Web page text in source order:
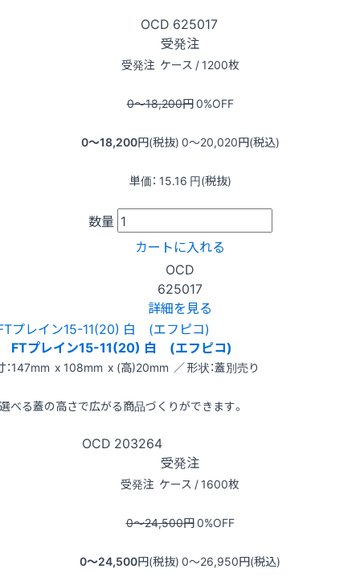
OCD 625017
受発注
受発注 ケース / 1200枚
0〜18,200円0%OFF
0〜18,200円(税抜) 0〜20,020円(税込)
単価： 15.16 円(税抜)
数量
カートに入れる
OCD
625017
詳細を見る
FTプレイン15-11(20) 白 (エフピコ)
：147mm x 108mm x (高)20mm ／ 形状：蓋別売り
選べる蓋の高さで広がる商品づくりができます。
OCD 203264
受発注
受発注 ケース / 1600枚
0〜24,500円0%OFF
0〜24,500円(税抜) 0〜26,950円(税込)